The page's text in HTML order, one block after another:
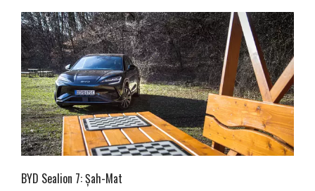
BYD Sealion 7: Șah-Mat